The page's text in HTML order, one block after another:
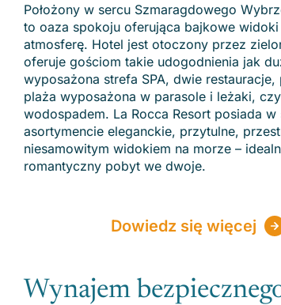
Położony w sercu Szmaragdowego
to oaza spokoju oferująca bajkowe widoki
atmosferę. Hotel jest otoczony przez
oferuje gościom takie udogodnienia jak
wyposażona strefa SPA, dwie restauracje,
plaża wyposażona w parasole i leżaki,
wodospadem. La Rocca Resort posiada w
asortymencie eleganckie, przytulne,
niesamowitym widokiem na morze –
romantyczny pobyt we dwoje.
Dowiedz się więcej
Wynajem